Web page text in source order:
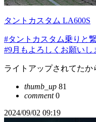
タントカスタム LA600S
#タントカスタム乗りと
#9月もよろしくお願いし
ライトアップされてたか
thumb_up 81
comment0
2024/09/02 09:19